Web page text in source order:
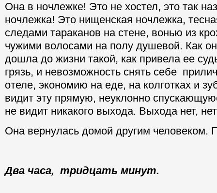
Она в ночлежке! Это не хостел, это так
ночлежка! Это нищенская ночлежка,
следами тараканов на стене, вонью из
чужими волосами на полу душевой. Как
дошла до жизни такой, как привела ее
грязь, и невозможность снять себе
отеле, экономию на еде, на колготках и
видит эту прямую, неуклонно
не видит никакого выхода. Выхода нет,
Она вернулась домой другим человеком.
Два часа, тридцать минут.